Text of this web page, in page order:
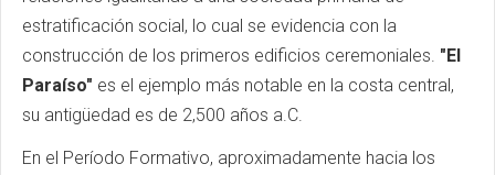
estratificación social, lo cual se evidencia con la
construcción de los primeros edificios ceremoniales. "El
Paraíso" es el ejemplo más notable en la costa central,
su antigüedad es de 2,500 años a.C.
En el Período Formativo, aproximadamente hacia los